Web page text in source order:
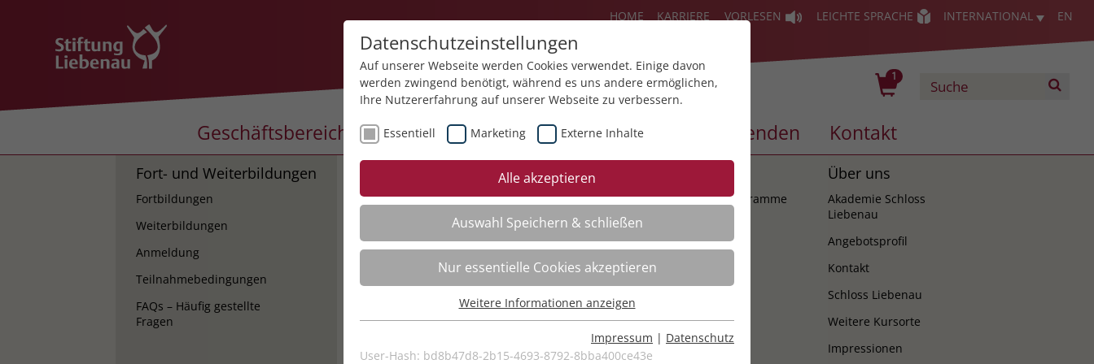
HOME KARRIERE VORLESEN LEICHTE SPRACHE INTERNATIONAL EN
Geschäftsbereiche Über uns Aktuelles Akademie Spenden Kontakt
1
Fort- und Weiterbildungen
Fortbildungen
Weiterbildungen
Anmeldung
Teilnahmebedingungen
FAQs – Häufig gestellte
Fragen
Kursempfehlungen
Beratung
Supervision
Coaching
Mediation
Organisationsentwicklung
Bildungsberatung
Moderation
Bildungsprogramme
Über uns
Akademie Schloss
Liebenau
Angebotsprofil
Kontakt
Schloss Liebenau
Weitere Kursorte
Impressionen
Datenschutzeinstellungen
Auf unserer Webseite werden Cookies verwendet. Einige davon
werden zwingend benötigt, während es uns andere ermöglichen,
Ihre Nutzererfahrung auf unserer Webseite zu verbessern.
Essentiell Marketing Externe Inhalte
Alle akzeptieren
Auswahl Speichern & schließen
Nur essentielle Cookies akzeptieren
Essentielle Cookies werden für grundlegende Funktionen der
Webseite benötigt. Dadurch ist gewährleistet, dass die Webseite
Weitere Informationen anzeigen
Impressum | Datenschutz
User-Hash: bd8b47d8-2b15-4693-8792-8bba400ce43e